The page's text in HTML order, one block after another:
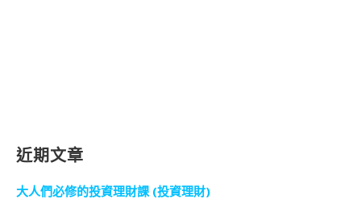
近期文章
大人們必修的投資理財課 (投資理財)